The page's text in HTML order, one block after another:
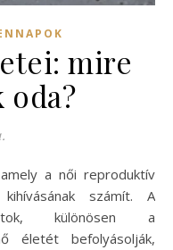
mire
számít. A
különösen a
életét befolyásolják,